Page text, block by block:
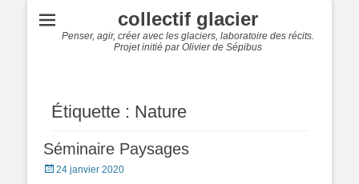
collectif glacier
Penser, agir, créer avec les glaciers, laboratoire des récits.
Projet initié par Olivier de Sépibus
Étiquette : Nature
Séminaire Paysages
Posted
24 janvier 2020